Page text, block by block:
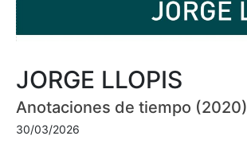
JORGE LLOPIS
Anotaciones de tiempo (2020)
30/03/2026